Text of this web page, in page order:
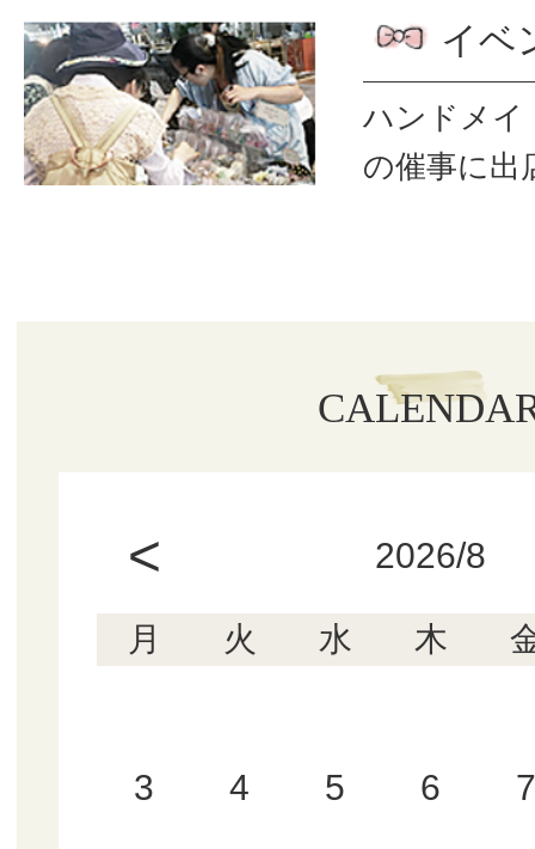
イベ
ハンドメイ
の催事に出
< 2026/8
月 火 水 木
3 4 5 6 7